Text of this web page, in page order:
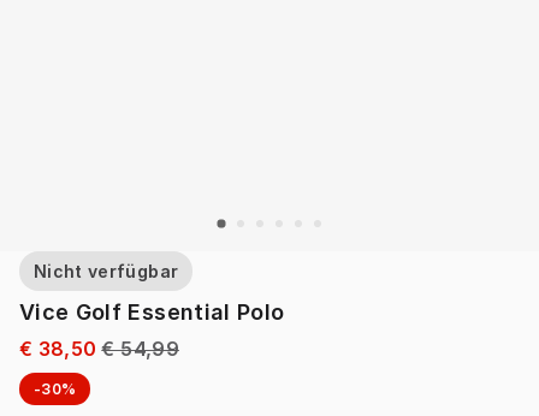
Nicht verfügbar
Vice Golf Essential Polo
€ 38,50 € 54,99
-30%